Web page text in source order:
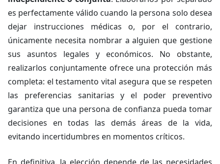
es perfectamente válido cuando la persona solo desea
dejar instrucciones médicas o, por el contrario,
únicamente necesita nombrar a alguien que gestione
sus asuntos legales y económicos. No obstante,
realizarlos conjuntamente ofrece una protección más
completa: el testamento vital asegura que se respeten
las preferencias sanitarias y el poder preventivo
garantiza que una persona de confianza pueda tomar
decisiones en todas las demás áreas de la vida,
evitando incertidumbres en momentos críticos.